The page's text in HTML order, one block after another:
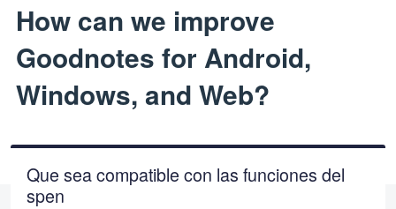
How can we improve
Goodnotes for Android,
Windows, and Web?
Que sea compatible con las funciones del
spen